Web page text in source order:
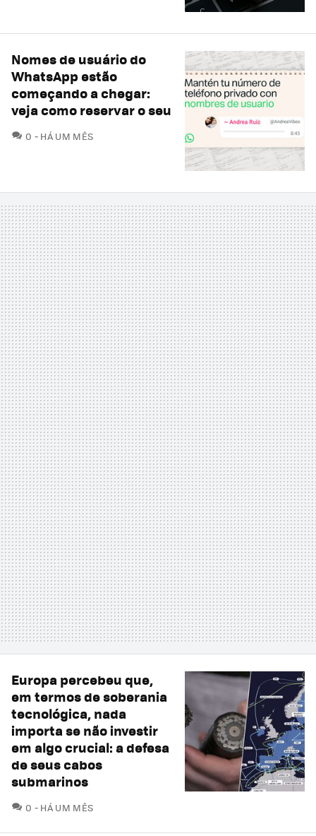
Nomes de usuário do
WhatsApp estão
começando a chegar:
veja como reservar o seu
0 COMENTÁRIOS
HÁ UM MÊS
Europa percebeu que,
em termos de soberania
tecnológica, nada
importa se não investir
em algo crucial: a defesa
de seus cabos
submarinos
0 COMENTÁRIOS
HÁ UM MÊS